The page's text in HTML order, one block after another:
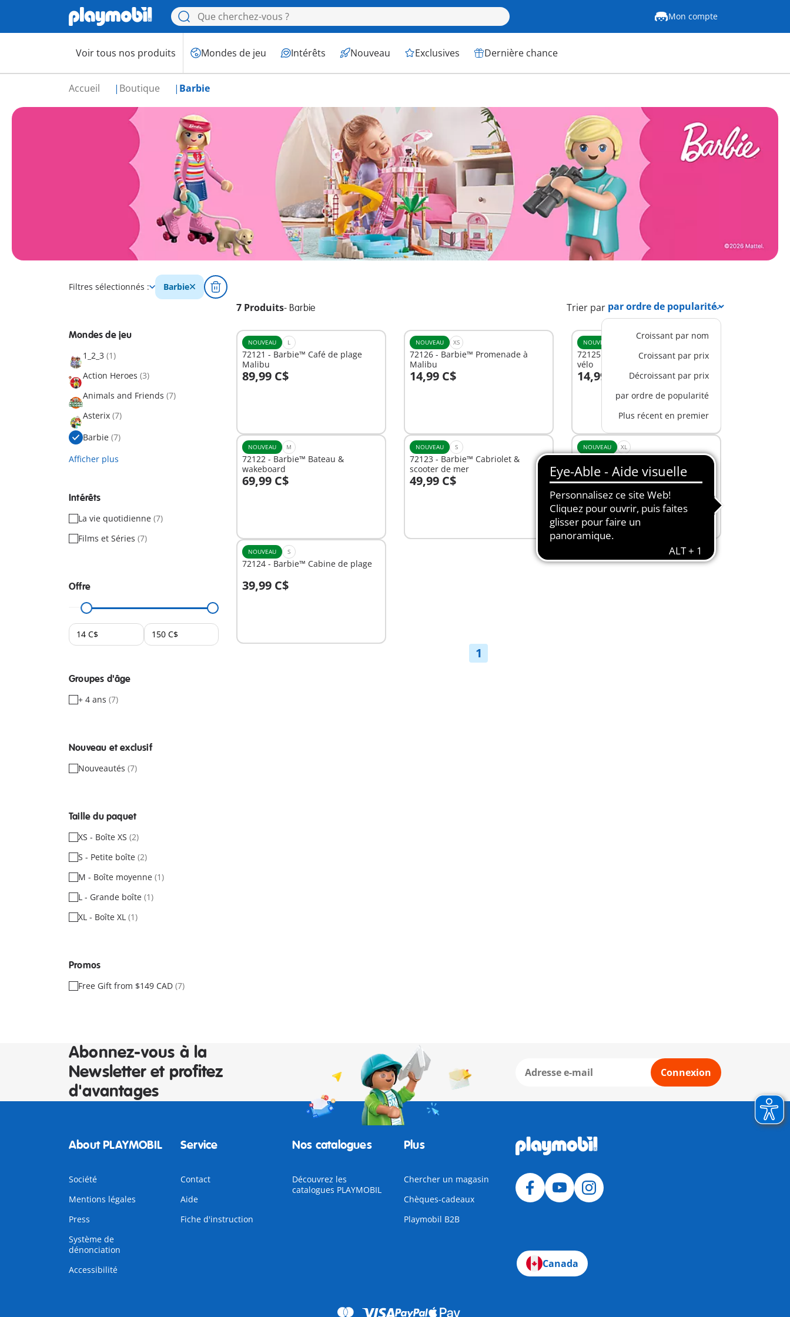
Mon compte
Voir tous nos produits Mondes de jeu Intérêts Nouveau Exclusives Dernière chance
Accueil Boutique Barbie
Filtres sélectionnés : Barbie
7 Produits- Barbie Trier par
Croissant par nom
Croissant par prix
Décroissant par prix
par ordre de popularité
Plus récent en premier
Mondes de jeu
1_2_3 (1)
Action Heroes (3)
Animals and Friends (7)
Asterix (7)
Barbie (7)
Afficher plus
Intérêts
La vie quotidienne (7)
Films et Séries (7)
Offre
Groupes d'âge
+ 4 ans (7)
Nouveau et exclusif
Nouveautés (7)
Taille du paquet
XS - Boîte XS (2)
S - Petite boîte (2)
M - Boîte moyenne (1)
L - Grande boîte (1)
XL - Boîte XL (1)
Promos
Free Gift from $149 CAD (7)
NOUVEAU L
72121 - Barbie™ Café de plage
Malibu
89,99 C$
Au panier
NOUVEAU XS
72126 - Barbie™ Promenade à
Malibu
14,99 C$
Au panier
NOUVEAU
72125 - Barbie Brooklyn™ et son
vélo
14,99 C$
Au panier
NOUVEAU M
72122 - Barbie™ Bateau &
wakeboard
69,99 C$
Au panier
NOUVEAU S
72123 - Barbie™ Cabriolet &
scooter de mer
49,99 C$
Au panier
NOUVEAU XL
72120 - Barbie™ Parc aquatique
149,99 C$
Au panier
NOUVEAU S
72124 - Barbie™ Cabine de plage
39,99 C$
1
Abonnez-vous à la
Newsletter et profitez
d'avantages
Connexion
About PLAYMOBIL
Société
Mentions légales
Press
Système de
dénonciation
Accessibilité
Service
Contact
Aide
Fiche d'instruction
Nos catalogues
Découvrez les
catalogues PLAYMOBIL
Plus
Chercher un magasin
Chèques-cadeaux
Playmobil B2B
Canada